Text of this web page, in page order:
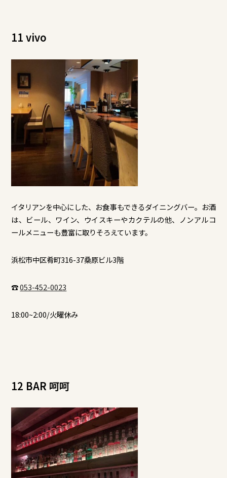
11 vivo
イタリアンを中心にした、お食事もできるダイニングバー。お酒
は、ビール、ワイン、ウイスキーやカクテルの他、ノンアルコ
ールメニューも豊富に取りそろえています。
浜松市中区肴町316-37桑原ビル3階
☎053-452-0023
18:00~2:00/火曜休み
12 BAR 呵呵